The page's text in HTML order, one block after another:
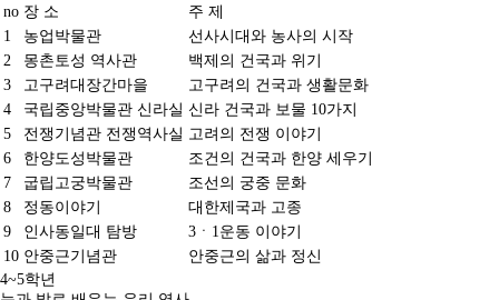
역사문화콘텐츠
역사문화교육콘텐츠
교재/교구
교육
살아있는 역사교육
학년별 추천기행
주제별 실내수업
학교와 함께
문화유산활용
역사문화콘텐츠
교육
사회서비스
공지/소식
진행 프로그램
신청문의
사이트맵
살아있는 역사교육
학년별 추천기행
주제별 실내수업
학교와 함께
no 장 소
주 제
1
농업박물관
선사시대와 농사의 시작
2
몽촌토성 역사관
백제의 건국과 위기
3
고구려대장간마을
고구려의 건국과 생활문화
4
국립중앙박물관 신라실 신라 건국과 보물 10가지
5
전쟁기념관 전쟁역사실 고려의 전쟁 이야기
6
한양도성박물관
조건의 건국과 한양 세우기
7
굽립고궁박물관
조선의 궁중 문화
8
정동이야기
대한제국과 고종
9
인사동일대 탐방
3ㆍ1운동 이야기
10 안중근기념관
안중근의 삶과 정신
4~5학년